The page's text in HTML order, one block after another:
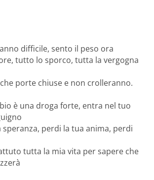
anno difficile, sento il peso ora
tutto lo sporco, tutta la vergogna
porte chiuse e non crolleranno.
è una droga forte, entra nel tuo
speranza, perdi la tua anima, perdi
tutta la mia vita per sapere che